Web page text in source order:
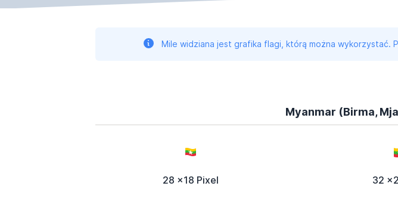
Mile widziana jest grafika flagi, którą można wykorzystać.
Myanmar (Birma,
28 x18 Pixel 32